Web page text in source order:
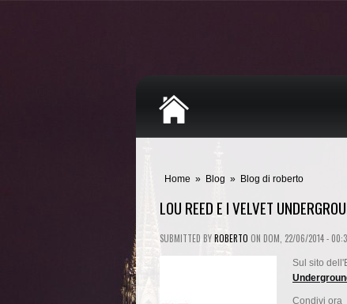
Home » Blog » Blog di roberto
LOU REED E I VELVET
SUBMITTED BYROBERTO ON DOM, 22/06/2014 -
Sul sito
Condivi ora